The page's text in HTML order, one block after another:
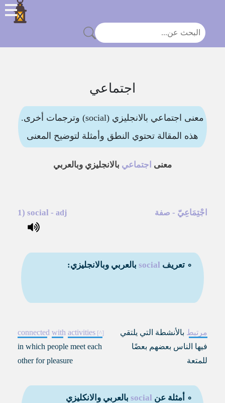
اجتماعي
معنى اجتماعي بالانجليزي (social) وترجمات أخرى.
هذه المقالة تحتوي النطق وأمثلة لتوضيح المعنى
معنى اجتماعي بالانجليزي وبالعربي
اجْتِمَاعِيّ - صفة 1) social - adj
∘ تعريف social بالعربي وبالانجليزي:
مرتبط بالأنشطة التي يلتقي
فيها الناس بعضهم بعضًا
للمتعة
connected with activities
in which people meet each
other for pleasure
∘ أمثلة عن social بالعربي والانكليزي